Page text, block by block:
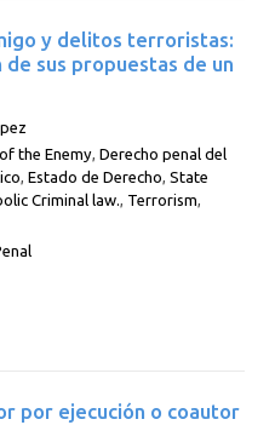
y delitos terroristas:
sus propuestas de un
the Enemy,Derecho penal del
,Estado de Derecho,State
Criminal law., Terrorism,
por ejecución o coautor